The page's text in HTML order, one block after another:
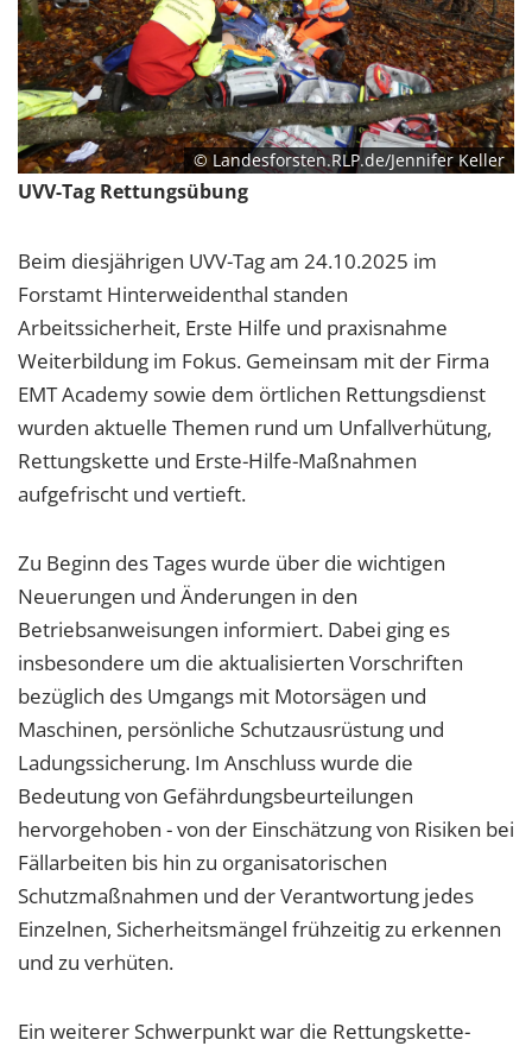
© Landesforsten.RLP.de/Jennifer Keller
UVV-Tag Rettungsübung
Beim diesjährigen UVV-Tag am 24.10.2025 im
Forstamt Hinterweidenthal standen
Arbeitssicherheit, Erste Hilfe und praxisnahme
Weiterbildung im Fokus. Gemeinsam mit der Firma
EMT Academy sowie dem örtlichen Rettungsdienst
wurden aktuelle Themen rund um Unfallverhütung,
Rettungskette und Erste-Hilfe-Maßnahmen
aufgefrischt und vertieft.
Zu Beginn des Tages wurde über die wichtigen
Neuerungen und Änderungen in den
Betriebsanweisungen informiert. Dabei ging es
insbesondere um die aktualisierten Vorschriften
bezüglich des Umgangs mit Motorsägen und
Maschinen, persönliche Schutzausrüstung und
Ladungssicherung. Im Anschluss wurde die
Bedeutung von Gefährdungsbeurteilungen
hervorgehoben - von der Einschätzung von Risiken bei
Fällarbeiten bis hin zu organisatorischen
Schutzmaßnahmen und der Verantwortung jedes
Einzelnen, Sicherheitsmängel frühzeitig zu erkennen
und zu verhüten.
Ein weiterer Schwerpunkt war die Rettungskette-